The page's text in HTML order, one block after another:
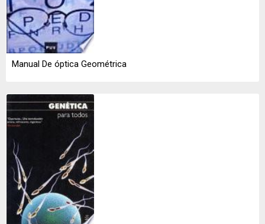
Manual De óptica Geométrica